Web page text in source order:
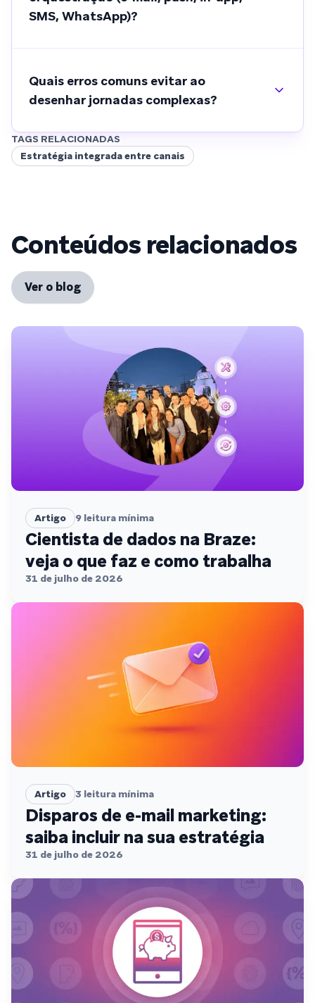
SMS, WhatsApp)?
Quais erros comuns evitar ao
desenhar jornadas complexas?
TAGS RELACIONADAS
Estratégia integrada entre canais
Conteúdos relacionados
Ver o blog
Artigo 9 leitura mínima
Cientista de dados na Braze:
veja o que faz e como trabalha
31 de julho de 2026
Artigo 3 leitura mínima
Disparos de e-mail marketing:
saiba incluir na sua estratégia
31 de julho de 2026